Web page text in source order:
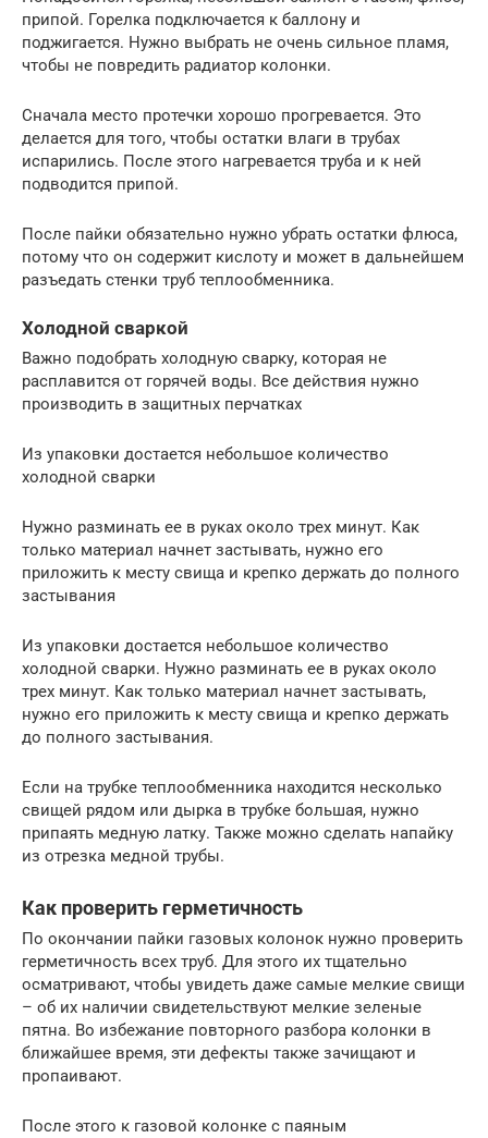
припой. Горелка подключается к баллону и
поджигается. Нужно выбрать не очень сильное пламя,
чтобы не повредить радиатор колонки.
Сначала место протечки хорошо прогревается. Это
делается для того, чтобы остатки влаги в трубах
испарились. После этого нагревается труба и к ней
подводится припой.
После пайки обязательно нужно убрать остатки флюса,
потому что он содержит кислоту и может в дальнейшем
разъедать стенки труб теплообменника.
Холодной сваркой
Важно подобрать холодную сварку, которая не
расплавится от горячей воды. Все действия нужно
производить в защитных перчатках
Из упаковки достается небольшое количество
холодной сварки
Нужно разминать ее в руках около трех минут. Как
только материал начнет застывать, нужно его
приложить к месту свища и крепко держать до полного
застывания
Из упаковки достается небольшое количество
холодной сварки. Нужно разминать ее в руках около
трех минут. Как только материал начнет застывать,
нужно его приложить к месту свища и крепко держать
до полного застывания.
Если на трубке теплообменника находится несколько
свищей рядом или дырка в трубке большая, нужно
припаять медную латку. Также можно сделать напайку
из отрезка медной трубы.
Как проверить герметичность
По окончании пайки газовых колонок нужно проверить
герметичность всех труб. Для этого их тщательно
осматривают, чтобы увидеть даже самые мелкие свищи
– об их наличии свидетельствуют мелкие зеленые
пятна. Во избежание повторного разбора колонки в
ближайшее время, эти дефекты также зачищают и
пропаивают.
После этого к газовой колонке с паяным